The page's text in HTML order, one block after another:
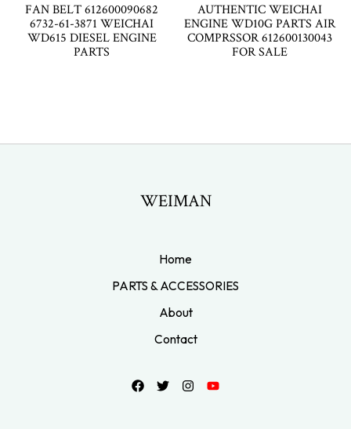
FAN BELT 612600090682
6732-61-3871 WEICHAI
WD615 DIESEL ENGINE
PARTS
AUTHENTIC WEICHAI
ENGINE WD10G PARTS AIR
COMPRSSOR 612600130043
FOR SALE
WEIMAN
Home
PARTS & ACCESSORIES
About
Contact